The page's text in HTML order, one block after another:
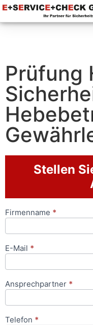
Prüfung
Stellen
Anfrageformular
Firmenname *
E-Mail *
Ansprechpartner *
Telefon *